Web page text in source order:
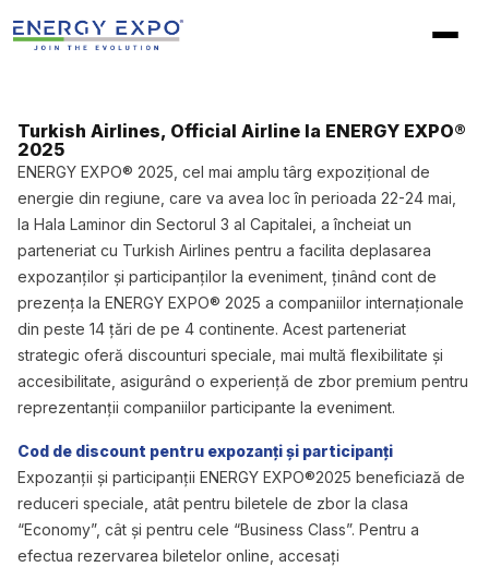
to
Turkish Airlines, Official Airline la ENERGY EXPO®
2025
ENERGY EXPO® 2025, cel mai amplu târg expozițional de
energie din regiune, care va avea loc în perioada 22-24 mai,
la Hala Laminor din Sectorul 3 al Capitalei, a încheiat un
parteneriat cu Turkish Airlines pentru a facilita deplasarea
expozanților și participanților la eveniment, ținând cont de
prezența la ENERGY EXPO® 2025 a companiilor internaționale
din peste 14 țări de pe 4 continente. Acest parteneriat
strategic oferă discounturi speciale, mai multă flexibilitate și
accesibilitate, asigurând o experiență de zbor premium pentru
reprezentanții companiilor participante la eveniment.
Cod de discount pentru expozanți și participanți
Expozanții și participanții ENERGY EXPO®2025 beneficiază de
reduceri speciale, atât pentru biletele de zbor la clasa
“Economy”, cât și pentru cele “Business Class”. Pentru a
efectua rezervarea biletelor online, accesați